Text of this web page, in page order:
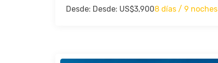
Desde: Desde: US$3,9008 días / 9 noches